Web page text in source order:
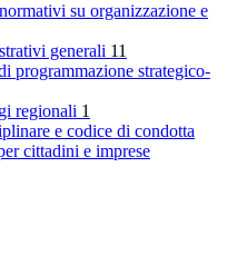
su organizzazione e
generali 11
programmazione strategico-
regionali 1
e codice di condotta
cittadini e imprese